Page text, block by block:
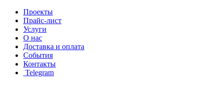
Проекты
Прайс-лист
Услуги
О нас
Доставка и оплата
События
Контакты
Telegram